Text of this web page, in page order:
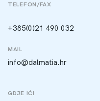
TELEFON/FAX
+385(0)21 490 032
MAIL
info@dalmatia.hr
GDJE IĆI